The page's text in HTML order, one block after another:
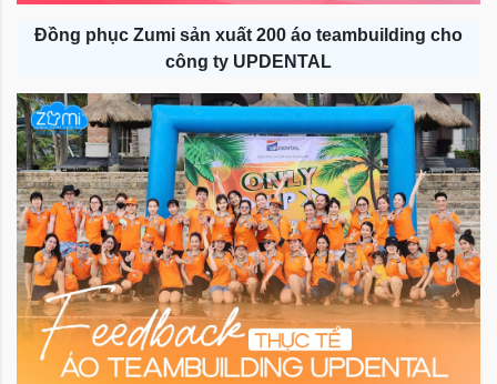
Đồng phục Zumi sản xuất 200 áo teambuilding cho
công ty UPDENTAL